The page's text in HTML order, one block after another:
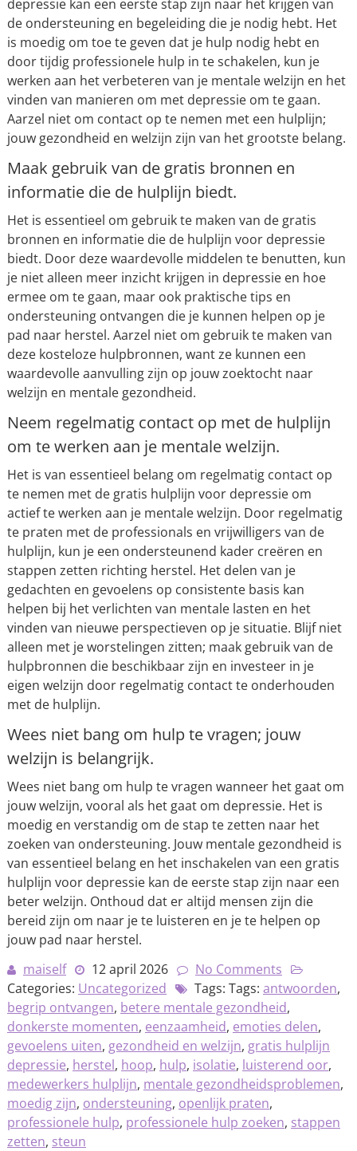
depressie kan een eerste stap zijn naar het krijgen van
de ondersteuning en begeleiding die je nodig hebt. Het
is moedig om toe te geven dat je hulp nodig hebt en
door tijdig professionele hulp in te schakelen, kun je
werken aan het verbeteren van je mentale welzijn en het
vinden van manieren om met depressie om te gaan.
Aarzel niet om contact op te nemen met een hulplijn;
jouw gezondheid en welzijn zijn van het grootste belang.
Maak gebruik van de gratis bronnen en
informatie die de hulplijn biedt.
Het is essentieel om gebruik te maken van de gratis
bronnen en informatie die de hulplijn voor depressie
biedt. Door deze waardevolle middelen te benutten, kun
je niet alleen meer inzicht krijgen in depressie en hoe
ermee om te gaan, maar ook praktische tips en
ondersteuning ontvangen die je kunnen helpen op je
pad naar herstel. Aarzel niet om gebruik te maken van
deze kosteloze hulpbronnen, want ze kunnen een
waardevolle aanvulling zijn op jouw zoektocht naar
welzijn en mentale gezondheid.
Neem regelmatig contact op met de hulplijn
om te werken aan je mentale welzijn.
Het is van essentieel belang om regelmatig contact op
te nemen met de gratis hulplijn voor depressie om
actief te werken aan je mentale welzijn. Door regelmatig
te praten met de professionals en vrijwilligers van de
hulplijn, kun je een ondersteunend kader creëren en
stappen zetten richting herstel. Het delen van je
gedachten en gevoelens op consistente basis kan
helpen bij het verlichten van mentale lasten en het
vinden van nieuwe perspectieven op je situatie. Blijf niet
alleen met je worstelingen zitten; maak gebruik van de
hulpbronnen die beschikbaar zijn en investeer in je
eigen welzijn door regelmatig contact te onderhouden
met de hulplijn.
Wees niet bang om hulp te vragen; jouw
welzijn is belangrijk.
Wees niet bang om hulp te vragen wanneer het gaat om
jouw welzijn, vooral als het gaat om depressie. Het is
moedig en verstandig om de stap te zetten naar het
zoeken van ondersteuning. Jouw mentale gezondheid is
van essentieel belang en het inschakelen van een gratis
hulplijn voor depressie kan de eerste stap zijn naar een
beter welzijn. Onthoud dat er altijd mensen zijn die
bereid zijn om naar je te luisteren en je te helpen op
jouw pad naar herstel.
maiself
12 april 2026
No Comments
Categories: Uncategorized Tags: Tags: antwoorden,
begrip ontvangen, betere mentale gezondheid,
donkerste momenten, eenzaamheid, emoties delen,
gevoelens uiten, gezondheid en welzijn, gratis hulplijn
depressie, herstel, hoop, hulp, isolatie, luisterend oor,
medewerkers hulplijn, mentale gezondheidsproblemen,
moedig zijn, ondersteuning, openlijk praten,
professionele hulp, professionele hulp zoeken, stappen
zetten, steun